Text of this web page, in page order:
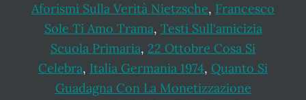
Aforismi Sulla Verità Nietzsche, Francesco
Sole Ti Amo Trama, Testi Sull'amicizia
Scuola Primaria, 22 Ottobre Cosa Si
Celebra, Italia Germania 1974, Quanto Si
Guadagna Con La Monetizzazione